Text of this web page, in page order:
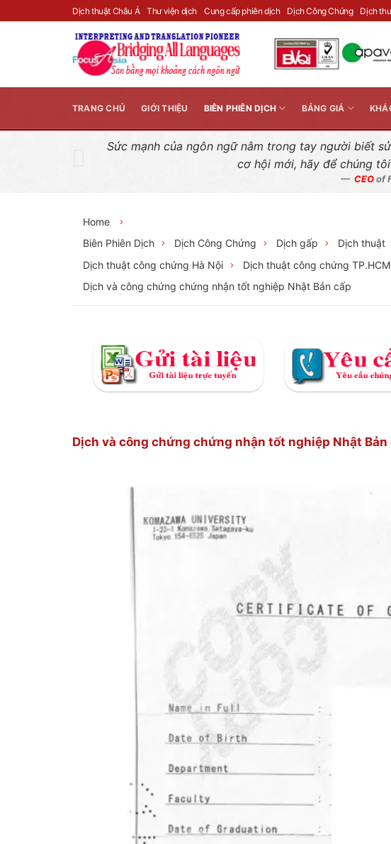
Dịch thuật Châu Á Thư viện dịch Cung cấp phiên dịch Dịch Công Chứng Dịch
TRANG CHỦ GIỚI THIỆU BIÊN PHIÊN DỊCH BẢNG GIÁ
Sức mạnh của ngôn ngữ nằm trong tay người biết
cơ hội mới, hãy để chúng
CEOof
Home
Biên Phiên Dịch
Dịch Công Chứng Dịch gấp Dịch thuật
Dịch thuật công chứng Hà Nội
Dịch thuật công chứng TP.HCM
Dịch và công chứng chứng nhận tốt nghiệp Nhật Bản cấp
Dịch và công chứng chứng nhận tốt nghiệp Nhật Bản